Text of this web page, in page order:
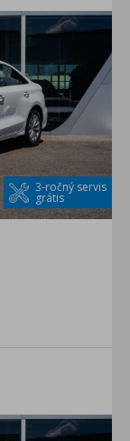
3-ročný servis
grátis